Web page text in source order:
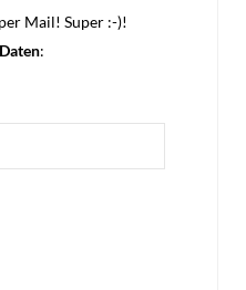
Mail! Super :-)!
: